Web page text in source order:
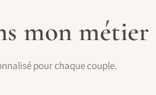
mon métier
pour chaque couple.